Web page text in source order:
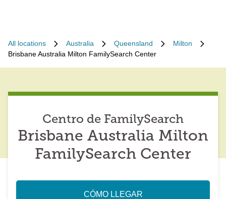
All locations Australia Queensland
Milton
Brisbane Australia Milton FamilySearch Center
Centro de FamilySearch
Brisbane Australia Milton
FamilySearch Center
CÓMO LLEGAR